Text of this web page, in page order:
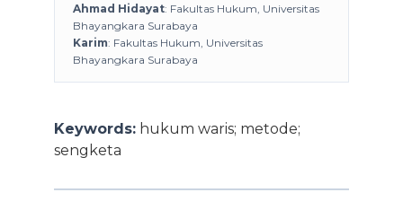
Ahmad Hidayat: Fakultas Hukum, Universitas
Bhayangkara Surabaya
Karim: Fakultas Hukum, Universitas
Bhayangkara Surabaya
Keywords:hukum waris; metode;
sengketa